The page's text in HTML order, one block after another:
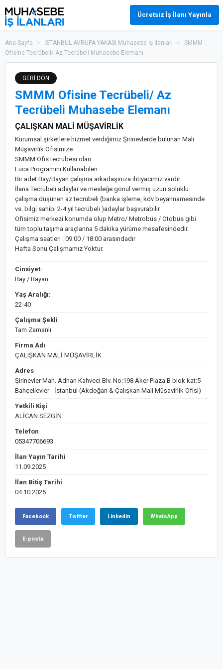
Ücretsiz İş İlanı Yayınla
Ana Sayfa > İSTANBUL AVRUPA YAKASI Muhasebe İş İlanları >
SMMM
Ofisine Tecrübeli/ Az Tecrübeli Muhasebe Elemanı
GERİ DÖN
SMMM Ofisine Tecrübeli/ Az
Tecrübeli Muhasebe Elemanı
ÇALIŞKAN MALİ MÜŞAVİRLİK
Kurumsal şirketlere hizmet verdiğimiz Şirinevlerde bulunan Mali
Müşavirlik Ofisimize
SMMM Ofis tecrübesi olan
Luca Programını Kullanabilen
Bir adet Bay/Bayan çalışma arkadaşınıza ihtiyacımız vardır.
İlana Tecrübeli adaylar ve mesleğe gönül vermiş uzun soluklu
çalışma düşünen az tecrübeli (banka işleme, kdv beyannamesinde
vs. bilgi sahibi 2-4 yıl tecrübeli )adaylar başvurabilir.
Ofisimiz merkezi konumda olup Metro/ Metrobüs / Otobüs gibi
tüm toplu taşıma araçlarına 5 dakika yürüme mesafesindedir.
Çalışma saatleri : 09:00 / 18:00 arasındadır
Hafta Sonu Çalışmamız Yoktur.
Cinsiyet:
Bay / Bayan
Yaş Aralığı:
22-40
Çalışma Şekli
Tam Zamanlı
Firma Adı
ÇALIŞKAN MALİ MÜŞAVİRLİK
Adres
Şirinevler Mah. Adnan Kahveci Blv. No:198 Aker Plaza B blok kat:5
Bahçelievler - İstanbul (Akdoğan & Çalışkan Mali Müşavirlik Ofisi)
Yetkili Kişi
ALİCAN SEZGİN
Telefon
05347706693
İlan Yayın Tarihi
11.09.2025
İlan Bitiş Tarihi
04.10.2025
Facebook Twitter Linkedin WhatsApp
E-posta